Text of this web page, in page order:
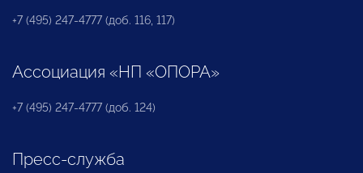
+7 (495) 247-4777 (доб. 116, 117)
Ассоциация «НП «ОПОРА»
+7 (495) 247-4777 (доб. 124)
Пресс-служба